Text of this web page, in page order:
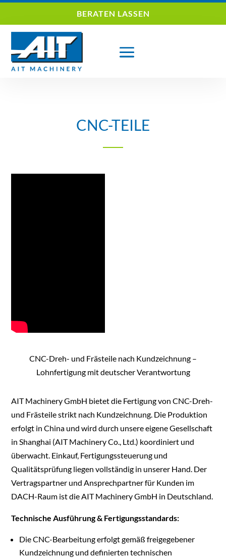
BERATEN LASSEN
CNC-TEILE
CNC-Dreh- und Frästeile nach Kundzeichnung –
Lohnfertigung mit deutscher Verantwortung
AIT Machinery GmbH bietet die Fertigung von CNC-Dreh-
und Frästeile strikt nach Kundzeichnung. Die Produktion
erfolgt in China und wird durch unsere eigene Gesellschaft
in Shanghai (AIT Machinery Co., Ltd.) koordiniert und
überwacht. Einkauf, Fertigungssteuerung und
Qualitätsprüfung liegen vollständig in unserer Hand. Der
Vertragspartner und Ansprechpartner für Kunden im
DACH-Raum ist die AIT Machinery GmbH in Deutschland.
Technische Ausführung & Fertigungsstandards:
Die CNC-Bearbeitung erfolgt gemäß freigegebener
Kundzeichnung und definierten technischen